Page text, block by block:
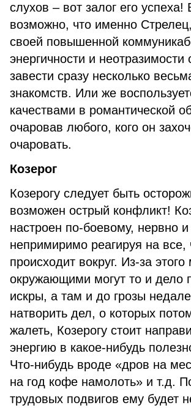
слухов – вот залог его успеха!
возможно, что именно
своей повышенной
энергичности и неотразимости
завести сразу несколько
знакомств. Или же
качествами в романтической
очаровав любого, кого он
очаровать.
Козерог
Козерогу следует быть
возможен острый конфликт!
настроен по-боевому, нервно и
непримиримо реагируя на все,
происходит вокруг. Из-за
окружающими могут то и дело
искры, а там и до грозы
натворить дел, о которых
жалеть, Козерогу стоит
энергию в какое-нибудь
Что-нибудь вроде «дров на
на год кофе намолоть» и т.д.
трудовых подвигов ему будет